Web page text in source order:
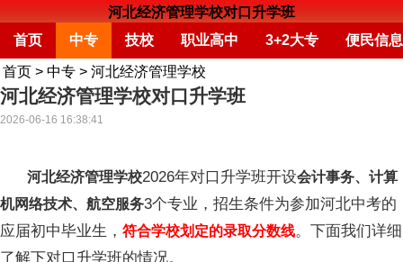
河北经济管理学校对口升学班
首页
中专 技校 职业高中 3+2大专 便民信息
首页 > 中专 > 河北经济管理学校
河北经济管理学校对口升学班
2026-06-16 16:38:41
河北经济管理学校2026年对口升学班开设会计事务、计算
机网络技术、航空服务3个专业，招生条件为参加河北中考的
应届初中毕业生， 符合学校划定的录取分数线。下面我们详细
了解下对口升学班的情况。